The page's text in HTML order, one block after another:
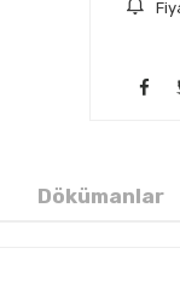
Dökümanlar